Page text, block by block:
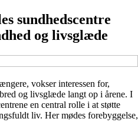
sundhedscentre
og livsglæde
vokser interessen for,
og livsglæde langt op i årene. I
en central rolle i at støtte
liv. Her mødes forebyggelse,